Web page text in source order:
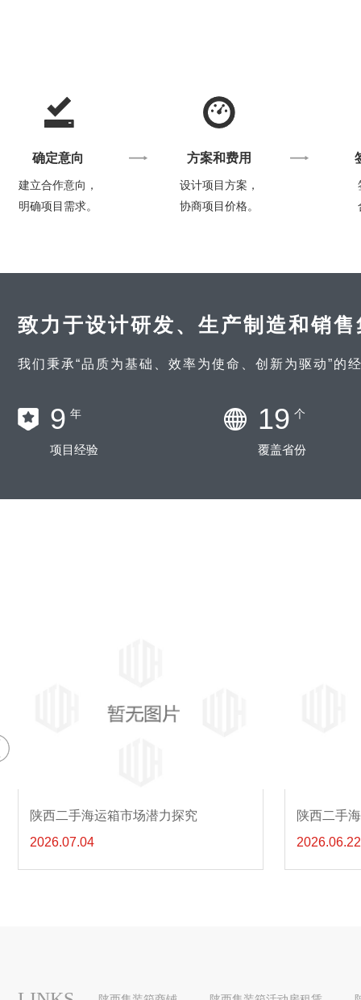
确定意向
建立合作意向，
明确项目需求。
方案和费用
设计项目方案，
协商项目价格。
致力于设计研发、生产制造和销
我们秉承“品质为基础、效率为使命、创新为驱动”的
11
项目经验
23 个
覆盖省份
陕西二手海运箱交易平台推荐
2026.06.22
2026.06.05